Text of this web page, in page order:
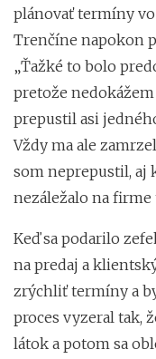
plánovať termíny
Trenčíne napokon
„Ťažké to bolo
pretože
prepustil asi
Vždy ma ale
som neprepustil, aj
nezáležalo na firme
Keď sa podarilo
na predaj a
zrýchliť termíny a
proces vyzeral tak,
látok a potom sa